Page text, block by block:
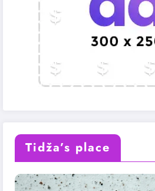
Tidža’s place